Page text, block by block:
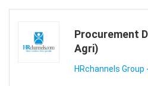
Procurement
Agri)
HRchannels